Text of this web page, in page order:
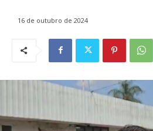
16 de outubro de 2024